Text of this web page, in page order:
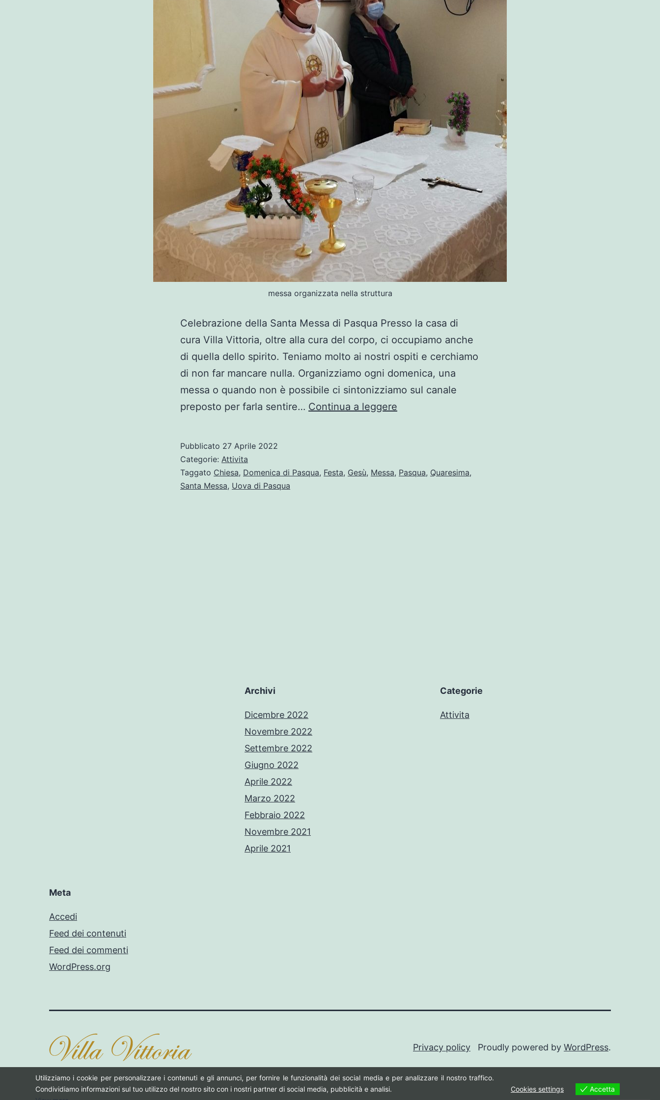
messa organizzata nella struttura
Celebrazione della Santa Messa di Pasqua Presso la casa di
cura Villa Vittoria, oltre alla cura del corpo, ci occupiamo anche
di quella dello spirito. Teniamo molto ai nostri ospiti e cerchiamo
di non far mancare nulla. Organizziamo ogni domenica, una
messa o quando non è possibile ci sintonizziamo sul canale
preposto per farla sentire… Continua a leggere
Pubblicato 27 Aprile 2022
Categorie: Attivita
Taggato Chiesa, Domenica di Pasqua, Festa, Gesù, Messa, Pasqua, Quaresima,
Santa Messa, Uova di Pasqua
Archivi
Dicembre 2022
Novembre 2022
Settembre 2022
Giugno 2022
Aprile 2022
Marzo 2022
Febbraio 2022
Novembre 2021
Aprile 2021
Categorie
Attivita
Meta
Accedi
Feed dei contenuti
Feed dei commenti
WordPress.org
Privacy policy Proudly powered by WordPress.
Utilizziamo i cookie per personalizzare i contenuti e gli annunci, per fornire le funzionalità dei social media e per analizzare il nostro traffico.
Condividiamo informazioni sul tuo utilizzo del nostro sito con i nostri partner di social media, pubblicità e analisi.
Cookies settings Accetta